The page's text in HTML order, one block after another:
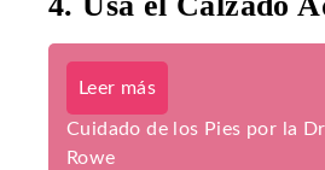
Leer más
Cuidado de los Pies por la
Rowe